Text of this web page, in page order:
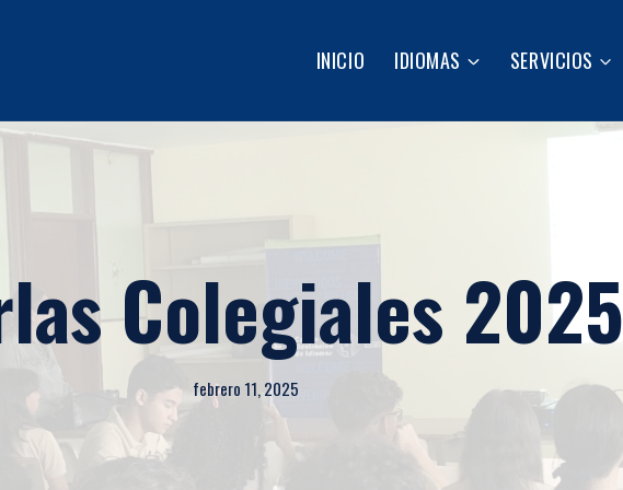
INICIO IDIOMAS SERVICIOS
Colegiales 2025
febrero 11, 2025